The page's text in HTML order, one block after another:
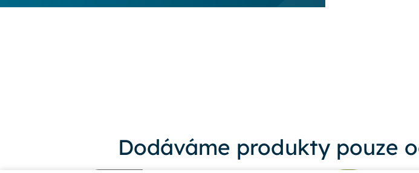
Dodáváme produkty pouze